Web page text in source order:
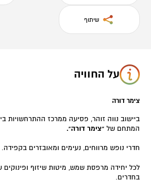
שיתוף
על החוויה
צימר דורה
ביישוב נווה זוהר, פסיעה ממרכז ההתרחשויות
המתחם של"צימר דורה".
חדרי נופש מרווחים, נעימים ומאובזרים בקפידה.
לכל יחידה מרפסת שמש, מיטות שיזוף ופינוקים
בחדרים.